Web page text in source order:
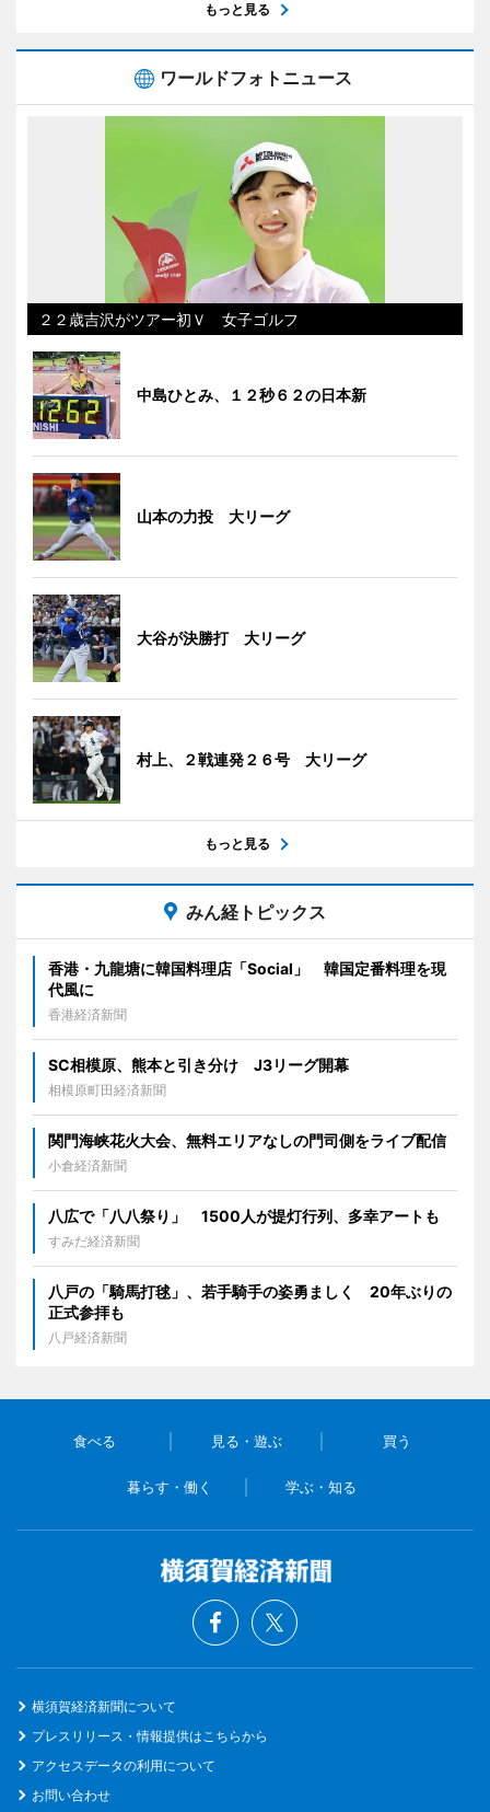
もっと見る
ワールドフォトニュース
２２歳吉沢がツアー初Ｖ 女子ゴルフ
中島ひとみ、１２秒６２の日本新
山本の力投 大リーグ
大谷が決勝打 大リーグ
村上、２戦連発２６号 大リーグ
もっと見る
みん経トピックス
香港・九龍塘に韓国料理店「Social」 韓国定番料理を現
代風に
香港経済新聞
SC相模原、熊本と引き分け J3リーグ開幕
相模原町田経済新聞
関門海峡花火大会、無料エリアなしの門司側をライブ配信
小倉経済新聞
八広で「八八祭り」 1500人が提灯行列、多幸アートも
すみだ経済新聞
八戸の「騎馬打毬」、若手騎手の姿勇ましく 20年ぶりの
正式参拝も
八戸経済新聞
食べる 見る・遊ぶ 買う
暮らす・働く 学ぶ・知る
横須賀経済新聞について
プレスリリース・情報提供はこちらから
アクセスデータの利用について
お問い合わせ